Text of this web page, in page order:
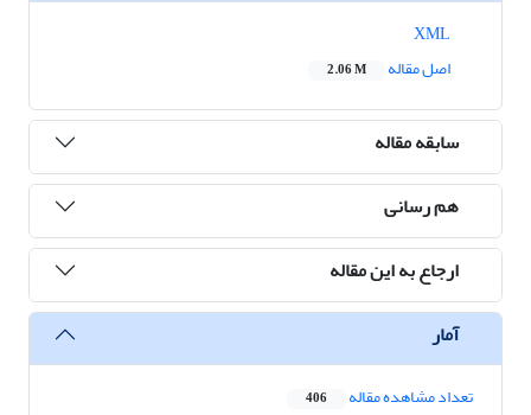
اصل مقاله
2.06 M
سابقه مقاله
هم رسانی
ارجاع به این مقاله
آمار
تعداد مشاهده مقاله 406